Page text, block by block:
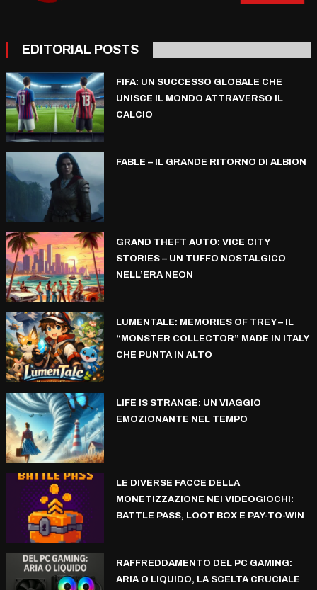
EDITORIAL POSTS
FIFA: UN SUCCESSO GLOBALE CHE
UNISCE IL MONDO ATTRAVERSO IL
CALCIO
FABLE – IL GRANDE RITORNO DI ALBION
GRAND THEFT AUTO: VICE CITY
STORIES – UN TUFFO NOSTALGICO
NELL’ERA NEON
LUMENTALE: MEMORIES OF TREY – IL
“MONSTER COLLECTOR” MADE IN ITALY
CHE PUNTA IN ALTO
LIFE IS STRANGE: UN VIAGGIO
EMOZIONANTE NEL TEMPO
LE DIVERSE FACCE DELLA
MONETIZZAZIONE NEI VIDEOGIOCHI:
BATTLE PASS, LOOT BOX E PAY-TO-WIN
RAFFREDDAMENTO DEL PC GAMING:
ARIA O LIQUIDO, LA SCELTA CRUCIALE